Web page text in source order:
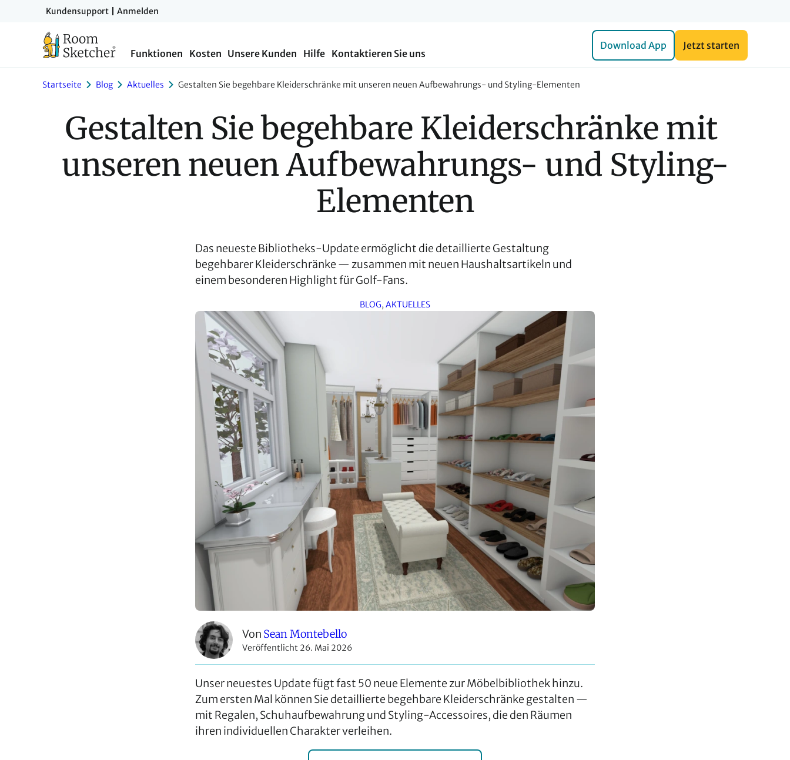
Kundensupport Anmelden
Funktionen Kosten Unsere Kunden Hilfe Kontaktieren Sie uns
Download App Jetzt starten
Startseite Blog Aktuelles Gestalten Sie begehbare Kleiderschränke mit unseren neuen Aufbewahrungs- und Styling-Elementen
Gestalten Sie begehbare Kleiderschränke mit
unseren neuen Aufbewahrungs- und Styling-
Elementen
Das neueste Bibliotheks-Update ermöglicht die detaillierte Gestaltung
begehbarer Kleiderschränke — zusammen mit neuen Haushaltsartikeln und
einem besonderen Highlight für Golf-Fans.
BLOG, AKTUELLES
Von Sean Montebello
Veröffentlicht 26. Mai 2026
Unser neuestes Update fügt fast 50 neue Elemente zur Möbelbibliothek hinzu.
Zum ersten Mal können Sie detaillierte begehbare Kleiderschränke gestalten —
mit Regalen, Schuhaufbewahrung und Styling-Accessoires, die den Räumen
ihren individuellen Charakter verleihen.